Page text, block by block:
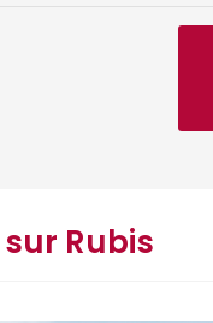
Rubis